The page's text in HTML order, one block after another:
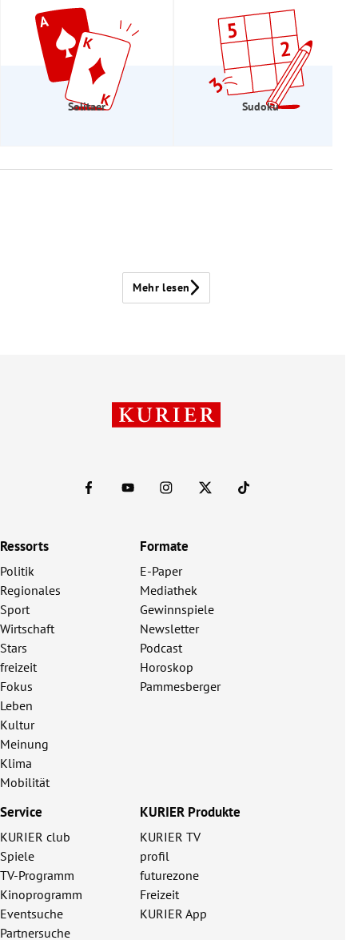
Solitaer Sudoku
Mehr lesen
Ressorts
Politik
Regionales
Sport
Wirtschaft
Stars
freizeit
Fokus
Leben
Kultur
Meinung
Klima
Mobilität
Formate
E-Paper
Mediathek
Gewinnspiele
Newsletter
Podcast
Horoskop
Pammesberger
Service
KURIER club
Spiele
TV-Programm
Kinoprogramm
Eventsuche
Partnersuche
KURIER Produkte
KURIER TV
profil
futurezone
Freizeit
KURIER App